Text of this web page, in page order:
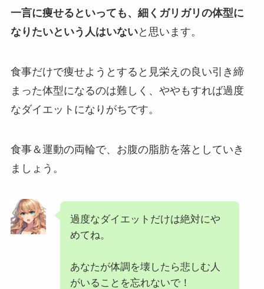
一言に痩せるといっても、細くガリガリの体型に
なりたいという人はいないと思います。
食事だけで痩せようとすると見栄えの良い引き締
まった体型になるのは難しく、ややもすれば過度
なダイエットになりがちです。
食事＆運動の両輪で、お腹の脂肪を落としていき
ましょう。
過度なダイエットだけは絶対にや
めてね。
あなたが体調を壊したら悲しむ人
がいることを忘れないで！